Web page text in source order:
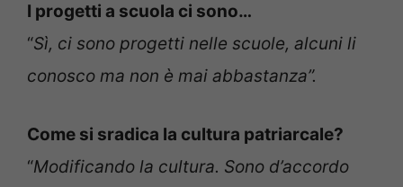
I progetti a scuola ci sono…
“Sì, ci sono progetti nelle scuole, alcuni li
conosco ma non è mai abbastanza”.
Come si sradica la cultura patriarcale?
“Modificando la cultura. Sono d’accordo